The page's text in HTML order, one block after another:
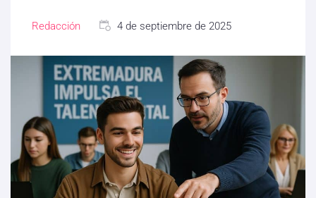
Redacción 4 de septiembre de 2025